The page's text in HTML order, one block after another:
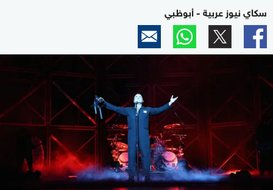
سكاي نيوز عربية - أبوظبي